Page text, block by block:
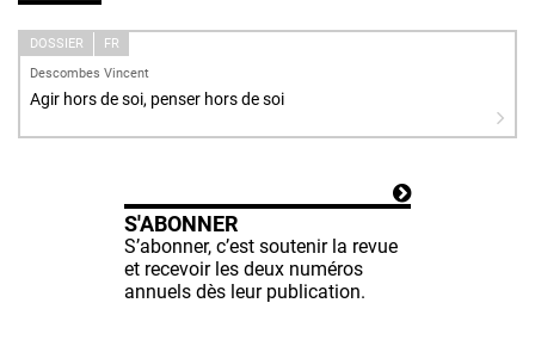
DOSSIER
FR
Descombes Vincent
Agir hors de soi, penser hors de soi
S'ABONNER
S’abonner, c’est soutenir la revue
et recevoir les deux numéros
annuels dès leur publication.